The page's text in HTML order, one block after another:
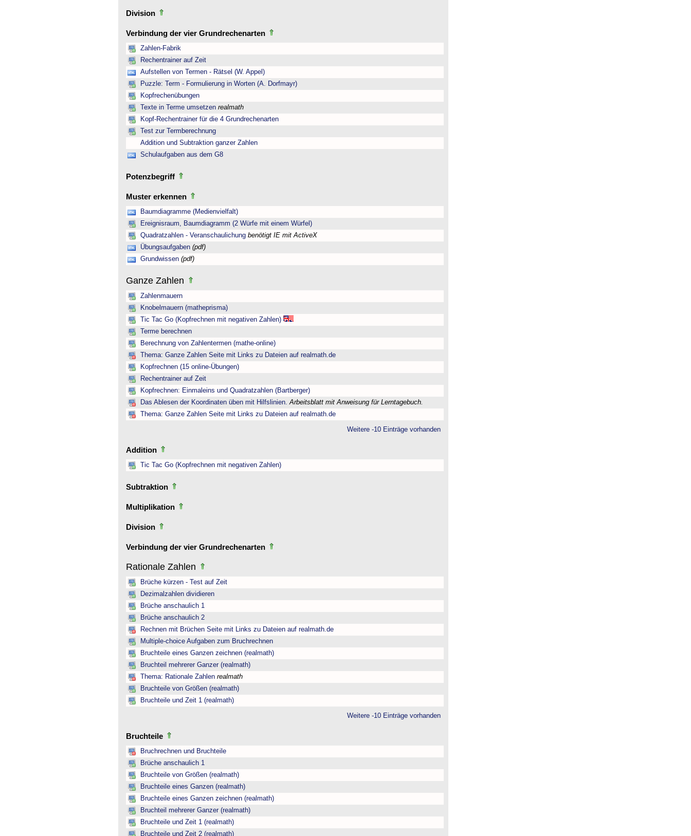
Division
Verbindung der vier Grundrechenarten
Zahlen-Fabrik
Rechentrainer auf Zeit
Aufstellen von Termen - Rätsel (W. Appel)
Puzzle: Term - Formulierung in Worten (A. Dorfmayr)
Kopfrechenübungen
Texte in Terme umsetzen realmath
Kopf-Rechentrainer für die 4 Grundrechenarten
Test zur Termberechnung
Addition und Subtraktion ganzer Zahlen
Schulaufgaben aus dem G8
Potenzbegriff
Muster erkennen
Baumdiagramme (Medienvielfalt)
Ereignisraum, Baumdiagramm (2 Würfe mit einem Würfel)
Quadratzahlen - Veranschaulichung benötigt IE mit ActiveX
Übungsaufgaben (pdf)
Grundwissen (pdf)
Ganze Zahlen
Zahlenmauern
Knobelmauern (matheprisma)
Tic Tac Go (Kopfrechnen mit negativen Zahlen)
Terme berechnen
Berechnung von Zahlentermen (mathe-online)
Thema: Ganze Zahlen Seite mit Links zu Dateien auf realmath.de
Kopfrechnen (15 online-Übungen)
Rechentrainer auf Zeit
Kopfrechnen: Einmaleins und Quadratzahlen (Bartberger)
Das Ablesen der Koordinaten üben mit Hilfslinien. Arbeitsblatt mit Anweisung für Lerntagebuch.
Thema: Ganze Zahlen Seite mit Links zu Dateien auf realmath.de
Weitere -10 Einträge vorhanden
Addition
Tic Tac Go (Kopfrechnen mit negativen Zahlen)
Subtraktion
Multiplikation
Division
Verbindung der vier Grundrechenarten
Rationale Zahlen
Brüche kürzen - Test auf Zeit
Dezimalzahlen dividieren
Brüche anschaulich 1
Brüche anschaulich 2
Rechnen mit Brüchen Seite mit Links zu Dateien auf realmath.de
Multiple-choice Aufgaben zum Bruchrechnen
Bruchteile eines Ganzen zeichnen (realmath)
Bruchteil mehrerer Ganzer (realmath)
Thema: Rationale Zahlen realmath
Bruchteile von Größen (realmath)
Bruchteile und Zeit 1 (realmath)
Weitere -10 Einträge vorhanden
Bruchteile
Bruchrechnen und Bruchteile
Brüche anschaulich 1
Bruchteile von Größen (realmath)
Bruchteile eines Ganzen (realmath)
Bruchteile eines Ganzen zeichnen (realmath)
Bruchteil mehrerer Ganzer (realmath)
Bruchteile und Zeit 1 (realmath)
Bruchteile und Zeit 2 (realmath)